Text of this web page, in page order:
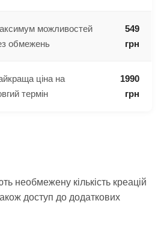
можливостей
обмежень
549
грн
ціна на
термін
1990
грн
необмежену кількість креацій
доступ до додаткових